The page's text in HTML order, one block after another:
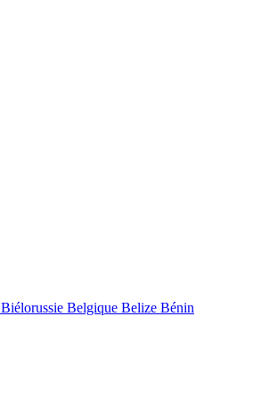
Biélorussie Belgique Belize Bénin